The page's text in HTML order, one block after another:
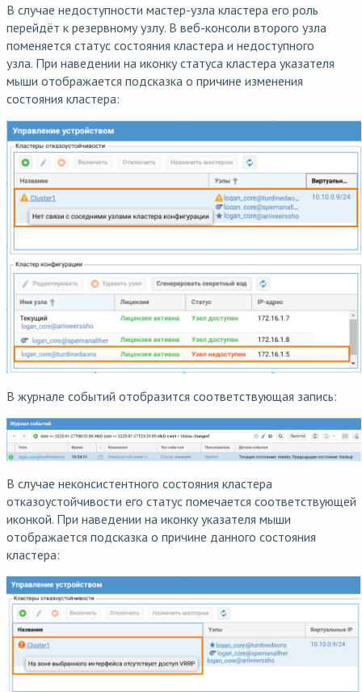
В случае недоступности мастер-узла кластера его роль
перейдёт к резервному узлу. В веб-консоли второго узла
поменяется статус состояния кластера и недоступного
узла. При наведении на иконку статуса кластера указателя
мыши отображается подсказка о причине изменения
состояния кластера:
В журнале событий отобразится соответствующая запись:
В случае неконсистентного состояния кластера
отказоустойчивости его статус помечается соответствующей
иконкой. При наведении на иконку указателя мыши
отображается подсказка о причине данного состояния
кластера: